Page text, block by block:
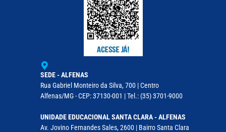
SEDE - ALFENAS
Rua Gabriel Monteiro da Silva, 700 | Centro
Alfenas/MG - CEP: 37130-001 | Tel.: (35) 3701-9000
UNIDADE EDUCACIONAL SANTA CLARA - ALFENAS
Av. Jovino Fernandes Sales, 2600 | Bairro Santa Clara